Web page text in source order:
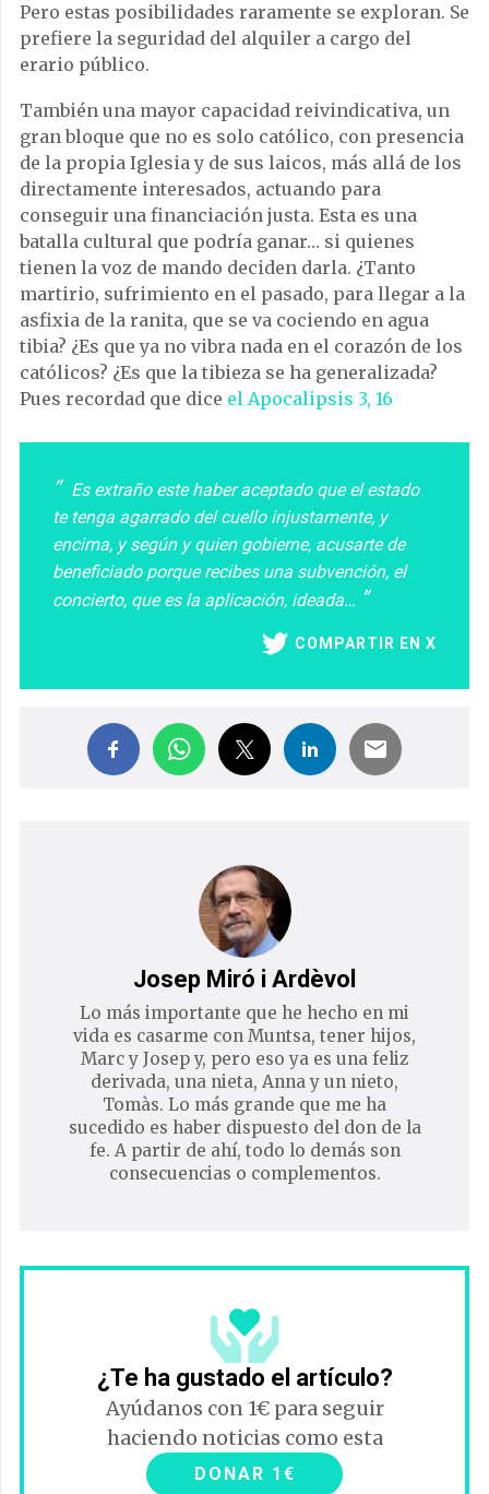
Pero estas posibilidades raramente se exploran. Se
prefiere la seguridad del alquiler a cargo del
erario público.
También una mayor capacidad reivindicativa, un
gran bloque que no es solo católico, con presencia
de la propia Iglesia y de sus laicos, más allá de los
directamente interesados, actuando para
conseguir una financiación justa. Esta es una
batalla cultural que podría ganar… si quienes
tienen la voz de mando deciden darla. ¿Tanto
martirio, sufrimiento en el pasado, para llegar a la
asfixia de la ranita, que se va cociendo en agua
tibia? ¿Es que ya no vibra nada en el corazón de los
católicos? ¿Es que la tibieza se ha generalizada?
Pues recordad que dice el Apocalipsis 3, 16
Es extraño este haber aceptado que el estado
te tenga agarrado del cuello injustamente, y
encima, y según y quien gobierne, acusarte de
beneficiado porque recibes una subvención, el
concierto, que es la aplicación, ideada…
COMPARTIR EN X
Josep Miró i Ardèvol
Lo más importante que he hecho en mi
vida es casarme con Muntsa, tener hijos,
Marc y Josep y, pero eso ya es una feliz
derivada, una nieta, Anna y un nieto,
Tomàs. Lo más grande que me ha
sucedido es haber dispuesto del don de la
fe. A partir de ahí, todo lo demás son
consecuencias o complementos.
¿Te ha gustado el artículo?
Ayúdanos con 1€ para seguir
haciendo noticias como esta
DONAR 1€